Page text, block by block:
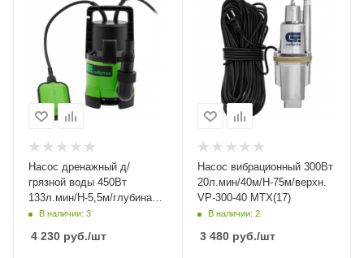
Насос дренажный д/
грязной воды 450Вт
133л.мин/Н-5,5м/глубина
7м/частицы 35мм СДН450-
В наличии: 3
4 230 руб./шт
Насос вибрационный 300Вт
20л.мин/40м/Н-75м/верхн.
VP-300-40 МТХ(17)
В наличии: 2
3 480руб./шт